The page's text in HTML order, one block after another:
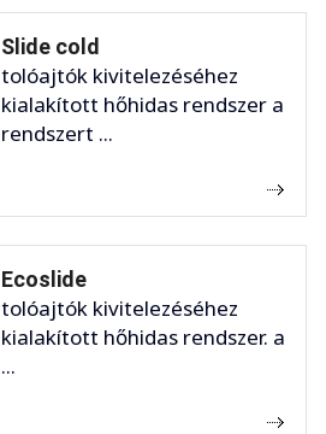
Slide cold
tolóajtók kivitelezéséhez
kialakított hőhidas rendszer a
rendszert ...
Ecoslide
tolóajtók kivitelezéséhez
kialakított hőhidas rendszer. a
...